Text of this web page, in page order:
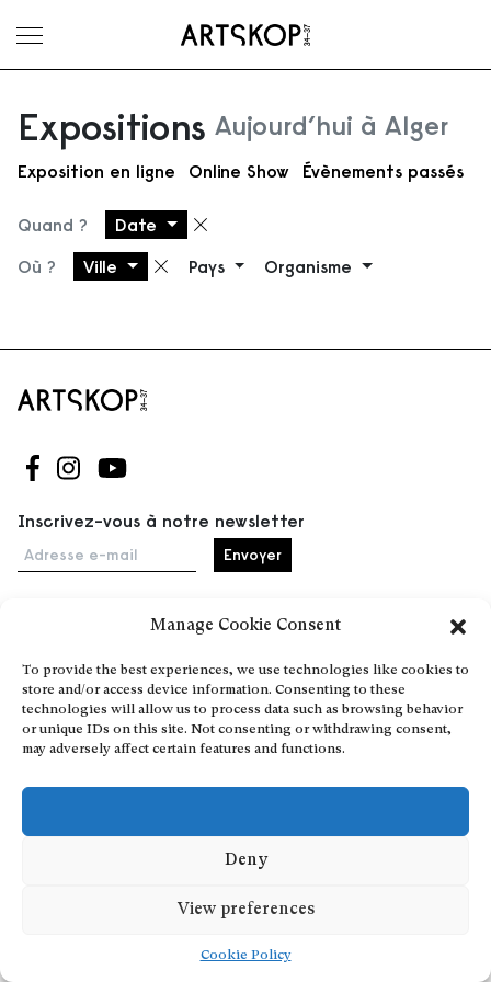
Manage Cookie Consent
To provide the best experiences, we use technologies like cookies to
store and/or access device information. Consenting to these
technologies will allow us to process data such as browsing behavior
or unique IDs on this site. Not consenting or withdrawing consent,
may adversely affect certain features and functions.
Deny
View preferences
Cookie Policy
Ouvrir le menu
Expositions Aujourd’hui à Alger
Exposition en ligne Online Show Évènements passés
Quand ? Date Supprimer le filtre
Où ? Ville Supprimer le filtre
Pays Organisme
Suivez-nous sur Facebook
Suivez-nous sur Instagram
Suivez-nous sur Youtube
Inscrivez-vous à notre newsletter
Adresse e-mail
Événements
À propos
Partenaires
Confidentialité et cookies
Communiquer votre événement
Devenez contributeur